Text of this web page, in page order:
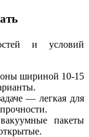
и условий
шириной 10-15
— легкая для
пакеты